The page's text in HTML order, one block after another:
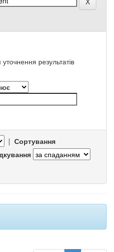
результатів
| Сортування